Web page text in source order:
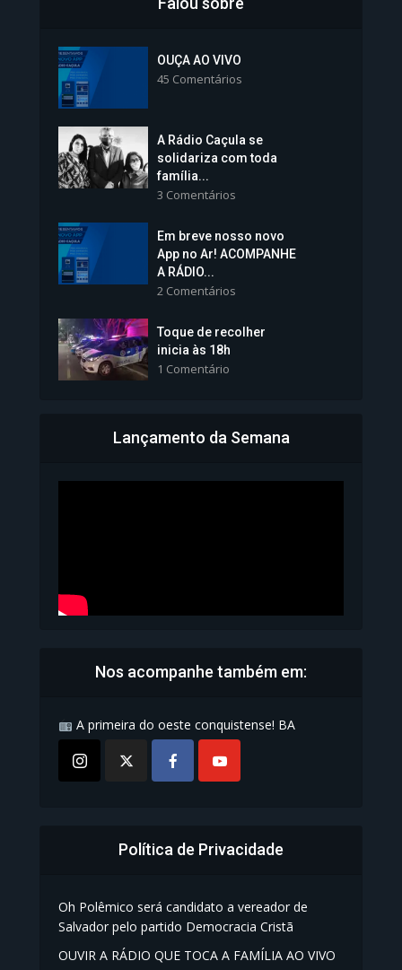
Colégios da Polícia...
Vice-Prefeita Sheila Lemos
tomará posse nesta...
1.101 Modos de exibição
Bahia inicia emissão da
OUÇA AO VIVO
45 Comentários
A Rádio Caçula se
solidariza com toda
família...
3 Comentários
Em breve nosso novo
App no Ar! ACOMPANHE
A RÁDIO...
2 Comentários
Toque de recolher
inicia às 18h
1 Comentário
Lançamento da Semana
Nos acompanhe também em:
A primeira do oeste conquistense! BA
Política de Privacidade
Oh Polêmico será candidato a vereador de
Salvador pelo partido Democracia Cristã
OUVIR A RÁDIO QUE TOCA A FAMÍLIA AO VIVO